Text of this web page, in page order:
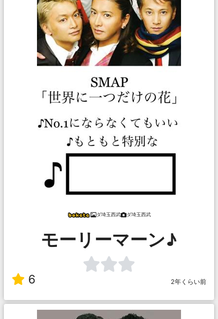
ダ埼玉西武 ダ埼玉西武
モーリーマーン♪
6 2年くらい前